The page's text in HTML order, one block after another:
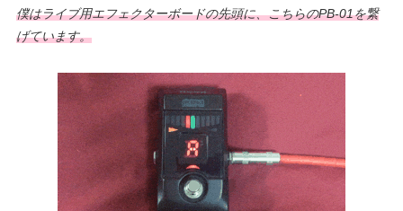
僕はライブ用エフェクターボードの先頭に、こちらのPB-01を繋
げています。